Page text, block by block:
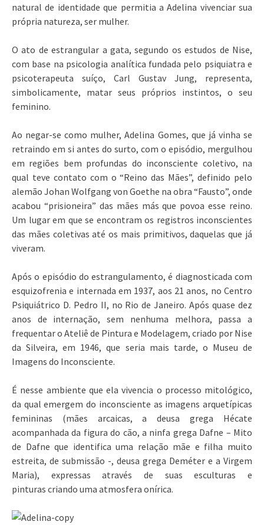
natural de identidade que permitia a Adelina vivenciar sua
própria natureza, ser mulher.
O ato de estrangular a gata, segundo os estudos de Nise,
com base na psicologia analítica fundada pelo psiquiatra e
psicoterapeuta suíço, Carl Gustav Jung, representa,
simbolicamente, matar seus próprios instintos, o seu
feminino.
Ao negar-se como mulher, Adelina Gomes, que já vinha se
retraindo em si antes do surto, com o episódio, mergulhou
em regiões bem profundas do inconsciente coletivo, na
qual teve contato com o “Reino das Mães”, definido pelo
alemão Johan Wolfgang von Goethe na obra “Fausto”, onde
acabou “prisioneira” das mães más que povoa esse reino.
Um lugar em que se encontram os registros inconscientes
das mães coletivas até os mais primitivos, daquelas que já
viveram.
Após o episódio do estrangulamento, é diagnosticada com
esquizofrenia e internada em 1937, aos 21 anos, no Centro
Psiquiátrico D. Pedro II, no Rio de Janeiro. Após quase dez
anos de internação, sem nenhuma melhora, passa a
frequentar o Ateliê de Pintura e Modelagem, criado por Nise
da Silveira, em 1946, que seria mais tarde, o Museu de
Imagens do Inconsciente.
É nesse ambiente que ela vivencia o processo mitológico,
da qual emergem do inconsciente as imagens arquetípicas
femininas (mães arcaicas, a deusa grega Hécate
acompanhada da figura do cão, a ninfa grega Dafne – Mito
de Dafne que identifica uma relação mãe e filha muito
estreita, de submissão -, deusa grega Deméter e a Virgem
Maria), expressas através de suas esculturas e
pinturas criando uma atmosfera onírica.